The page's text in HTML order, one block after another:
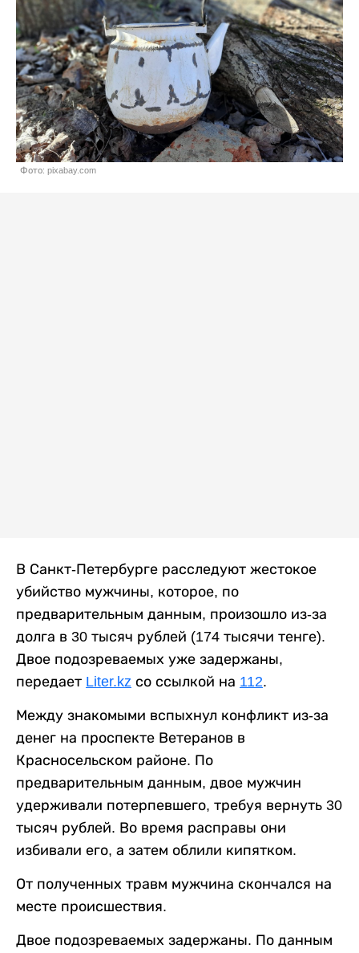
Фото: pixabay.com
В Санкт-Петербурге расследуют жестокое
убийство мужчины, которое, по
предварительным данным, произошло из-за
долга в 30 тысяч рублей (174 тысячи тенге).
Двое подозреваемых уже задержаны,
передает Liter.kz со ссылкой на 112.
Между знакомыми вспыхнул конфликт из-за
денег на проспекте Ветеранов в
Красносельском районе. По
предварительным данным, двое мужчин
удерживали потерпевшего, требуя вернуть 30
тысяч рублей. Во время расправы они
избивали его, а затем облили кипятком.
От полученных травм мужчина скончался на
месте происшествия.
Двое подозреваемых задержаны. По данным